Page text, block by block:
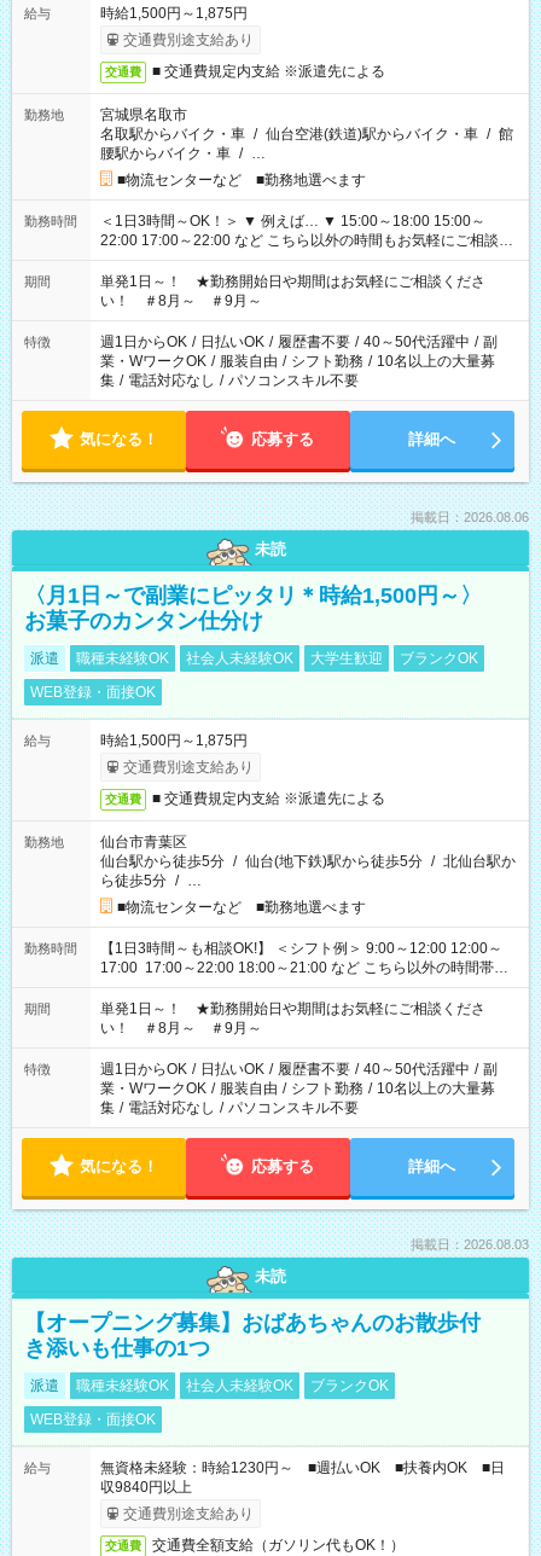
給与
時給1,500円～1,875円
交通費別途支給あり
交通費 ■ 交通費規定内支給 ※派遣先による
勤務地
宮城県名取市
名取駅からバイク・車 / 仙台空港(鉄道)駅からバイク・車 / 館
腰駅からバイク・車 / …
■物流センターなど ■勤務地選べます
勤務時間
＜1日3時間～OK！＞ ▼ 例えば… ▼ 15:00～18:00 15:00～
22:00 17:00～22:00 など こちら以外の時間もお気軽にご相談く
ださい！
期間
単発1日～！ ★勤務開始日や期間はお気軽にご相談くださ
い！ ＃8月～ ＃9月～
特徴 週1日からOK / 日払いOK / 履歴書不要 / 40～50代活躍中 / 副
業・WワークOK / 服装自由 / シフト勤務 / 10名以上の大量募
集 / 電話対応なし / パソコンスキル不要
気になる！ 応募する 詳細へ
掲載日：2026.08.06
未読
〈月1日～で副業にピッタリ＊時給1,500円～〉
お菓子のカンタン仕分け
派遣 職種未経験OK 社会人未経験OK 大学生歓迎
ブランクOK
WEB登録・面接OK
給与
時給1,500円～1,875円
交通費別途支給あり
交通費 ■ 交通費規定内支給 ※派遣先による
勤務地
仙台市青葉区
仙台駅から徒歩5分 / 仙台(地下鉄)駅から徒歩5分 / 北仙台駅か
ら徒歩5分 / …
■物流センターなど ■勤務地選べます
勤務時間
【1日3時間～も相談OK!】 ＜シフト例＞ 9:00～12:00 12:00～
17:00 17:00～22:00 18:00～21:00 など こちら以外の時間帯も
お気軽にご相談ください！
期間
単発1日～！ ★勤務開始日や期間はお気軽にご相談くださ
い！ ＃8月～ ＃9月～
特徴 週1日からOK / 日払いOK / 履歴書不要 / 40～50代活躍中 / 副
業・WワークOK / 服装自由 / シフト勤務 / 10名以上の大量募
集 / 電話対応なし / パソコンスキル不要
気になる！ 応募する 詳細へ
掲載日：2026.08.03
未読
【オープニング募集】おばあちゃんのお散歩付
き添いも仕事の1つ
派遣 職種未経験OK 社会人未経験OK
ブランクOK
WEB登録・面接OK
給与
無資格未経験：時給1230円～ ■週払いOK ■扶養内OK ■日
収9840円以上
交通費別途支給あり
交通費 交通費全額支給（ガソリン代もOK！）